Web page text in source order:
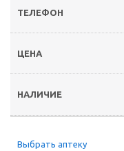
Выбрать аптеку